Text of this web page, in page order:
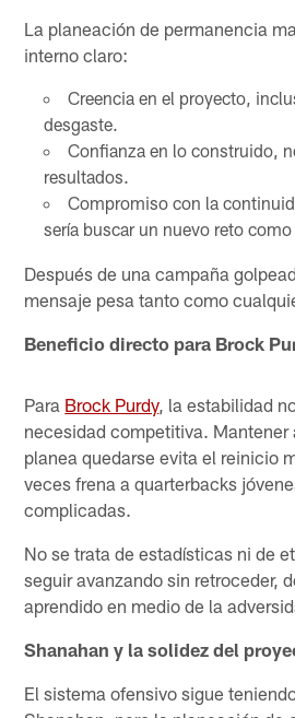
La planeación de permanencia
interno claro:
Creencia en el proyecto,
desgaste.
Confianza en lo construido,
resultados.
Compromiso con la
sería buscar un nuevo reto
Después de una campaña
mensaje pesa tanto como
Beneficio directo para Brock
Para Brock Purdy, la estabilidad
necesidad competitiva. Mantener
planea quedarse evita el reinicio
veces frena a quarterbacks
complicadas.
No se trata de estadísticas ni de
seguir avanzando sin retroceder,
aprendido en medio de la
Shanahan y la solidez del
El sistema ofensivo sigue